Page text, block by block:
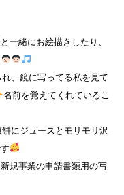
一緒にお絵描きしたり、
れ、鏡に写ってる私を見て
名前を覚えてくれているこ
にジュースとモリモリ沢
規事業の申請書類用の写